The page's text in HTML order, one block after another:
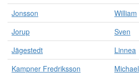
Jonsson
William
Jorup
Sven
Jägestedt
Linnea
Kampner Fredriksson
Michael